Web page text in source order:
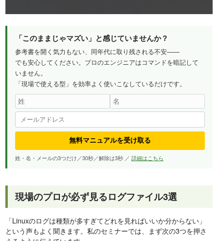
「このままじゃマズい」と感じていませんか？
参考書を開く気力もない、同年代に取り残される不安——
でも安心してください。プロのエンジニアはコマンドを暗記して
いません。
「現場で使える型」を効率よく使いこなしているだけです。
無料マニュアルを受け取る
姓・名・メールの3つだけ／30秒／解除は3秒 ／詳細はこちら
現場のプロが必ず見るログファイル3選
「Linuxのログは種類が多すぎてどれを見ればいいか分からない」
という声もよく聞きます。私のセミナーでは、まず次の3つを押さ